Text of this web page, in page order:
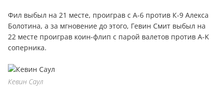
Фил выбыл на 21 месте, проиграв с А-6 против К-9 Алекса
Болотина, а за мгновение до этого, Гевин Смит выбыл на
22 месте проиграв коин-флип с парой валетов против A-K
соперника.
Кевин Саул